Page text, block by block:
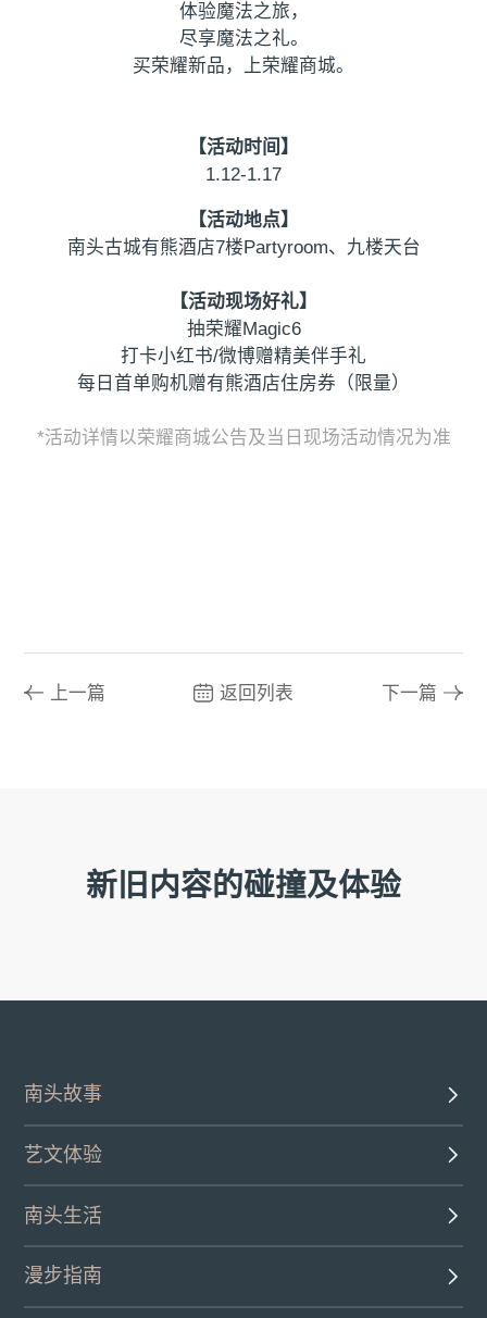
体验魔法之旅，
尽享魔法之礼。
买荣耀新品，上荣耀商城。
【活动时间】
1.12-1.17
【活动地点】
南头古城有熊酒店7楼Partyroom、九楼天台
【活动现场好礼】
抽荣耀Magic6
打卡小红书/微博赠精美伴手礼
每日首单购机赠有熊酒店住房券（限量）
*活动详情以荣耀商城公告及当日现场活动情况为准
上一篇 返回列表 下一篇
新旧内容的碰撞及体验
南头故事
艺文体验
南头生活
漫步指南